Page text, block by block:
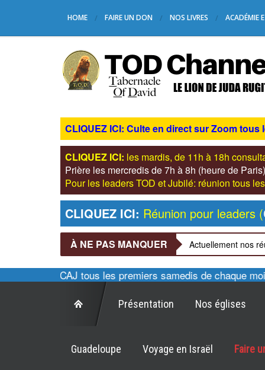
HOME FAIRE UN DON NOS LIVRES ACADÉMIE
CLIQUEZ ICI: Culte en direct sur Zoom
CLIQUEZ ICI: les mardis, de 11h à 18h
Prière les mercredis de 7h à 8h (heure de
Pour les leaders TOD et Jubilé: réunion tous
CLIQUEZ ICI: Réunion pour leaders (
À NE PAS MANQUER Actuellement nos
des CAJ tous les premiers samedis de chaque
Présentation Nos églises
Guadeloupe Voyage en Israël Faire